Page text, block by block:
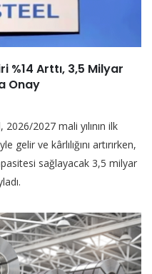
%14 Arttı, 3,5 Milyar
Onay
2027 mali yılının ilk
ve kârlılığını artırırken,
sağlayacak 3,5 milyar